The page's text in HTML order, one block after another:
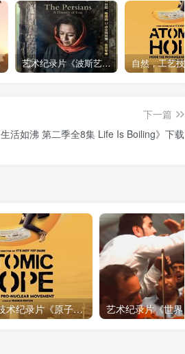
载 艺术纪录片《波斯艺术 Art of Persia》下载
下一篇
活如沸 第二季全8集 Life Is Boiling》下载
自然，工艺技术纪录片《原子能的希望 Atomic Hope – Inside the Pro-Nuclear Movement》下载